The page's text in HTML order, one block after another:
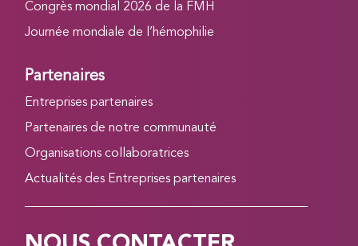
Congrès mondial 2026 de la FMH
Journée mondiale de l’hémophilie
Partenaires
Entreprises partenaires
Partenaires de notre communauté
Organisations collaboratrices
Actualités des Entreprises partenaires